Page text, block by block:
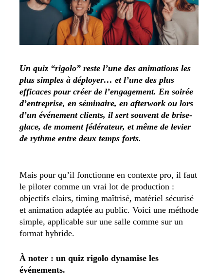
Un quiz “rigolo” reste l’une des animations les
plus simples à déployer… et l’une des plus
efficaces pour créer de l’engagement. En soirée
d’entreprise, en séminaire, en afterwork ou lors
d’un événement clients, il sert souvent de brise-
glace, de moment fédérateur, et même de levier
de rythme entre deux temps forts.
Mais pour qu’il fonctionne en contexte pro, il faut
le piloter comme un vrai lot de production :
objectifs clairs, timing maîtrisé, matériel sécurisé
et animation adaptée au public. Voici une méthode
simple, applicable sur une salle comme sur un
format hybride.
À noter : un quiz rigolo dynamise les
événements.